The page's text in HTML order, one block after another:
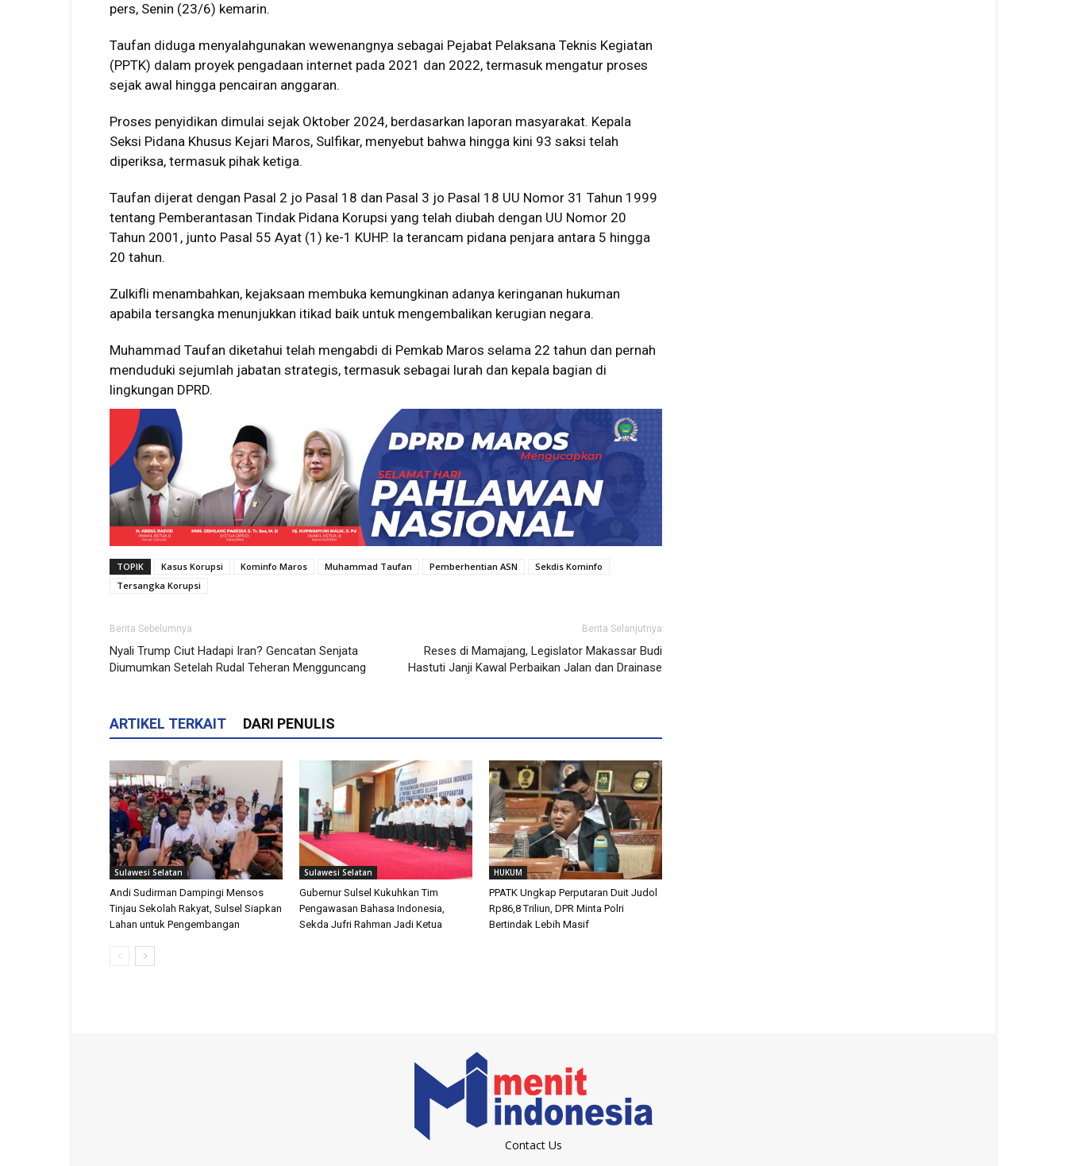
pers, Senin (23/6) kemarin.
Taufan diduga menyalahgunakan wewenangnya sebagai Pejabat Pelaksana Teknis Kegiatan
(PPTK) dalam proyek pengadaan internet pada 2021 dan 2022, termasuk mengatur proses
sejak awal hingga pencairan anggaran.
Proses penyidikan dimulai sejak Oktober 2024, berdasarkan laporan masyarakat. Kepala
Seksi Pidana Khusus Kejari Maros, Sulfikar, menyebut bahwa hingga kini 93 saksi telah
diperiksa, termasuk pihak ketiga.
Taufan dijerat dengan Pasal 2 jo Pasal 18 dan Pasal 3 jo Pasal 18 UU Nomor 31 Tahun 1999
tentang Pemberantasan Tindak Pidana Korupsi yang telah diubah dengan UU Nomor 20
Tahun 2001, junto Pasal 55 Ayat (1) ke-1 KUHP. Ia terancam pidana penjara antara 5 hingga
20 tahun.
Zulkifli menambahkan, kejaksaan membuka kemungkinan adanya keringanan hukuman
apabila tersangka menunjukkan itikad baik untuk mengembalikan kerugian negara.
Muhammad Taufan diketahui telah mengabdi di Pemkab Maros selama 22 tahun dan pernah
menduduki sejumlah jabatan strategis, termasuk sebagai lurah dan kepala bagian di
lingkungan DPRD.
TOPIK Kasus Korupsi Kominfo Maros Muhammad Taufan Pemberhentian ASN
Sekdis Kominfo
Tersangka Korupsi
Berita Sebelumnya
Nyali Trump Ciut Hadapi Iran? Gencatan Senjata
Diumumkan Setelah Rudal Teheran Mengguncang
Berita Selanjutnya
Reses di Mamajang, Legislator Makassar Budi
Hastuti Janji Kawal Perbaikan Jalan dan Drainase
ARTIKEL TERKAIT DARI PENULIS
Sulawesi Selatan
Andi Sudirman Dampingi Mensos
Tinjau Sekolah Rakyat, Sulsel Siapkan
Lahan untuk Pengembangan
Sulawesi Selatan
Gubernur Sulsel Kukuhkan Tim
Pengawasan Bahasa Indonesia,
Sekda Jufri Rahman Jadi Ketua
HUKUM
PPATK Ungkap Perputaran Duit Judol
Rp86,8 Triliun, DPR Minta Polri
Bertindak Lebih Masif
Contact Us